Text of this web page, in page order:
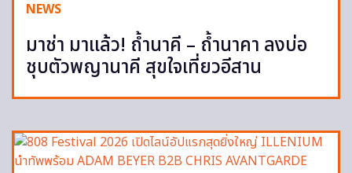
NEWS
มาช่า มาแล้ว! ถ้ำนาคี – ถ้ำนาคา ลงบ่อ
ชุบตัวพญานาคี สุขใจเที่ยวอีสาน